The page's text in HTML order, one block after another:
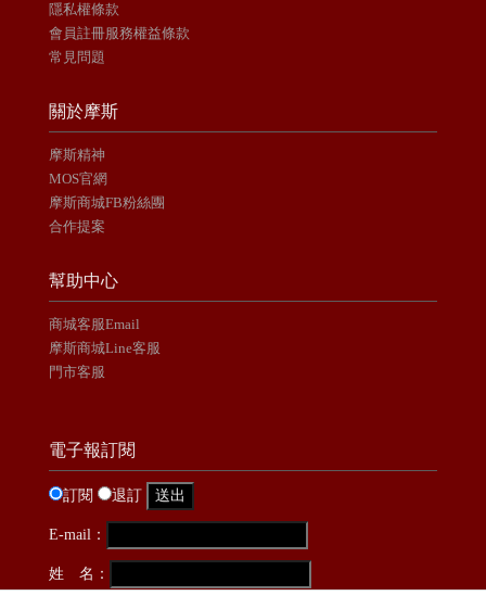
隱私權條款
會員註冊服務權益條款
常見問題
關於摩斯
摩斯精神
MOS官網
摩斯商城FB粉絲團
合作提案
幫助中心
商城客服Email
摩斯商城Line客服
門市客服
電子報訂閱
訂閱 退訂
E-mail：
姓 名：